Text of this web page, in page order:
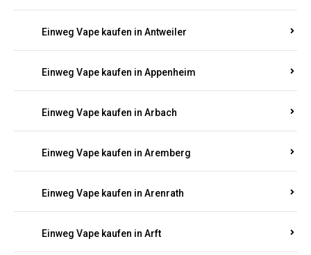
Einweg Vape kaufen in Antweiler
Einweg Vape kaufen in Appenheim
Einweg Vape kaufen in Arbach
Einweg Vape kaufen in Aremberg
Einweg Vape kaufen in Arenrath
Einweg Vape kaufen in Arft